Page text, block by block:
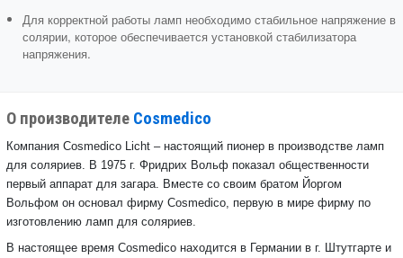
Для корректной работы ламп необходимо стабильное напряжение в
солярии, которое обеспечивается установкой стабилизатора
напряжения.
О производителе Cosmedico
Компания Cosmedico Licht – настоящий пионер в производстве ламп
для соляриев. В 1975 г. Фридрих Вольф показал общественности
первый аппарат для загара. Вместе со своим братом Йоргом
Вольфом он основал фирму Cosmedico, первую в мире фирму по
изготовлению ламп для соляриев.
В настоящее время Cosmedico находится в Германии в г. Штутгарте и